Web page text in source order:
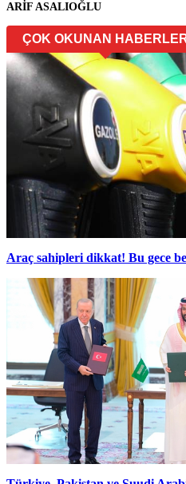
ARİF ASALIOĞLU
ÇOK OKUNAN
Araç sahipleri dikkat! Bu gece